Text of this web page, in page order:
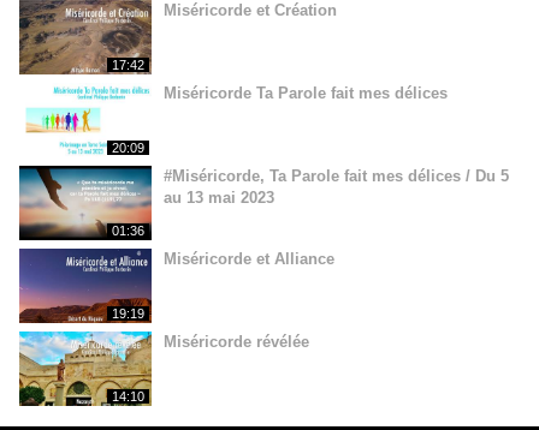
17:42
Miséricorde et Création
20:09
Miséricorde Ta Parole fait mes délices
01:36
#Miséricorde, Ta Parole fait mes délices / Du 5
au 13 mai 2023
19:19
Miséricorde et Alliance
14:10
Miséricorde révélée